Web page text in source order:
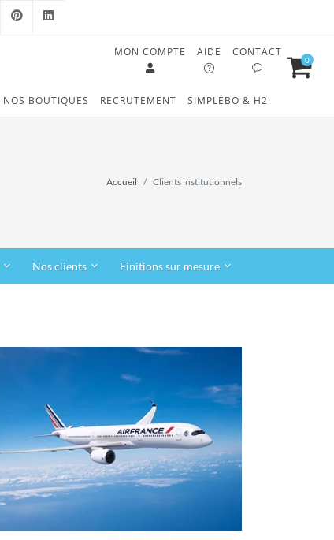
0
MON COMPTE AIDE CONTACT
NOS BOUTIQUES RECRUTEMENT SIMPLÉBO & H2
Accueil Clients institutionnels
Nos clients Finitions sur mesure